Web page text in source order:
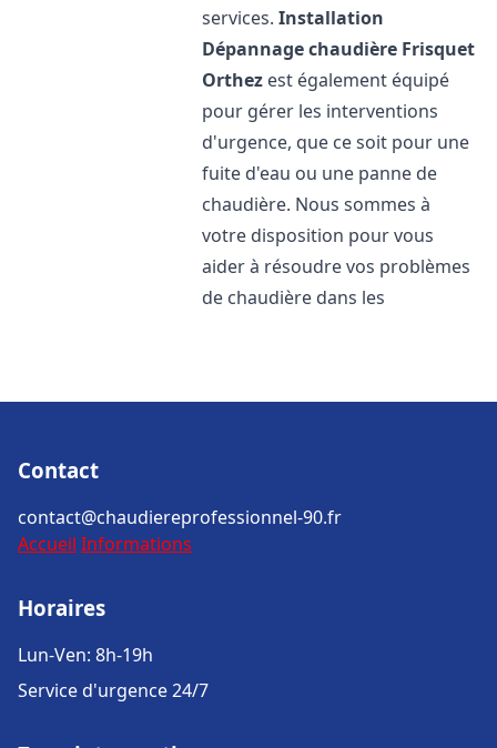
services.Installation
Dépannage chaudière Frisquet
Orthez est également équipé
pour gérer les interventions
d'urgence, que ce soit pour une
fuite d'eau ou une panne de
chaudière. Nous sommes à
votre disposition pour vous
aider à résoudre vos problèmes
de chaudière dans les
Contact
contact@chaudiereprofessionnel-90.fr
Accueil Informations
Horaires
Lun-Ven: 8h-19h
Service d'urgence 24/7